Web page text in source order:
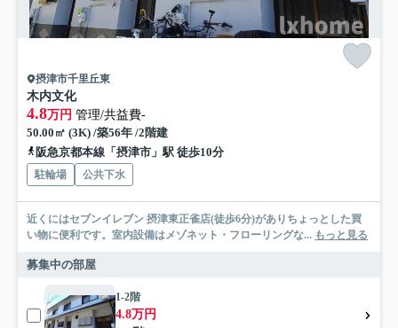
摂津市千里丘東
木内文化
4.8万円 管理/共益費-
50.00㎡ (3K) /築56年 /2階建
阪急京都本線「摂津市」駅 徒歩10分
駐輪場 公共下水
近くにはセブンイレブン 摂津東正雀店(徒歩6分)がありちょっとした買
い物に便利です。室内設備はメゾネット・フローリングな... もっと見る
募集中の部屋
1-2階
4.8万円